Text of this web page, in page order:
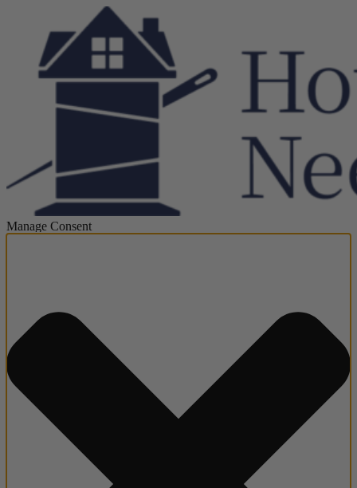
Manage Consent